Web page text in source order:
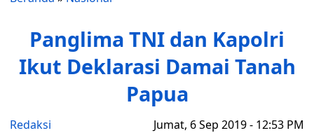
Panglima TNI dan Kapolri
Ikut Deklarasi Damai Tanah
Papua
Redaksi Jumat, 6 Sep 2019 - 12:53 PM